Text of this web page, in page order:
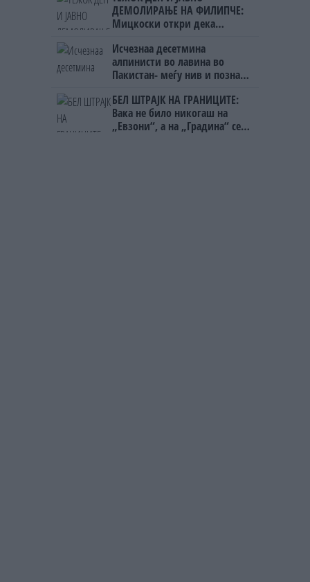
ДЕМОЛИРАЊЕ НА ФИЛИПЧЕ:
Мицкоски откри дека
ништо, освен за кеш
Исчезнаа десетмина
алпинисти во лавина во
Пакистан- меѓу нив и познат
БЕЛ ШТРАЈК НА ГРАНИЦИТЕ:
Вака не било никогаш на
„Евзони“, а на „Градина“ се